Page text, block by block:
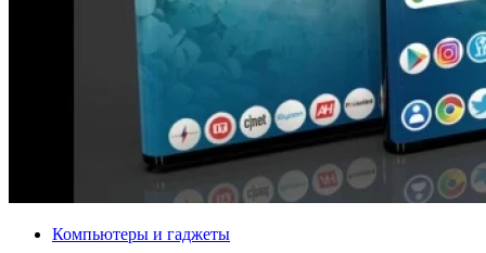
Компьютеры и гаджеты